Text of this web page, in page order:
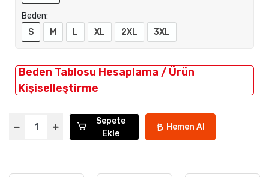
Beden:
S
M L XL 2XL 3XL
Beden Tablosu Hesaplama / Ürün
Kişiselleştirme
Sepete
Ekle
Hemen Al